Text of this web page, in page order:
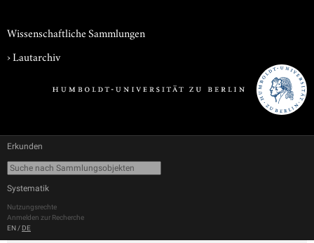
Wissenschaftliche Sammlungen
›Lautarchiv
Erkunden
Systematik
Nutzungsrechte
Anmelden zur Recherche
EN / DE